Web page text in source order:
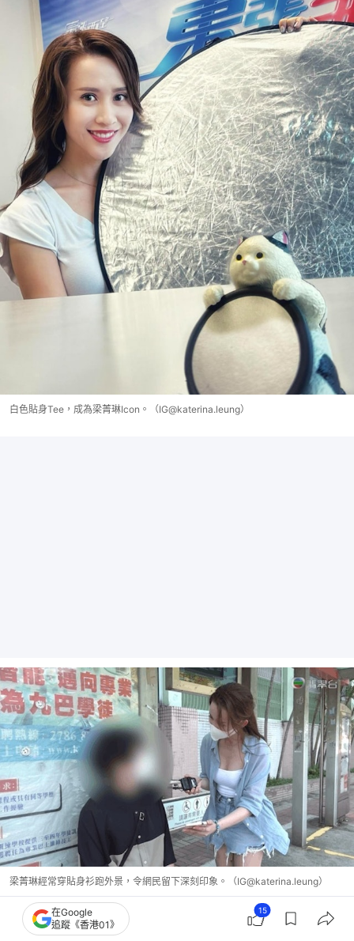
白色貼身Tee，成為梁菁琳Icon。（IG@katerina.leung）
梁菁琳經常穿貼身衫跑外景，令網民留下深刻印象。（IG@katerina.leung）
31歲的梁菁琳是一名學霸，於澳洲雪梨大學獸醫系雙
在Google
追蹤《香港01》
15